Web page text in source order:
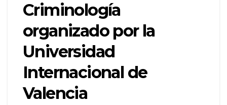
Criminología
organizado por la
Universidad
Internacional de
Valencia